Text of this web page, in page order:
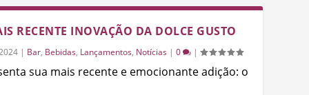
RECENTE INOVAÇÃO DA DOLCE GUSTO
| Bar, Bebidas, Lançamentos, Notícias | 0 |
sua mais recente e emocionante adição: o